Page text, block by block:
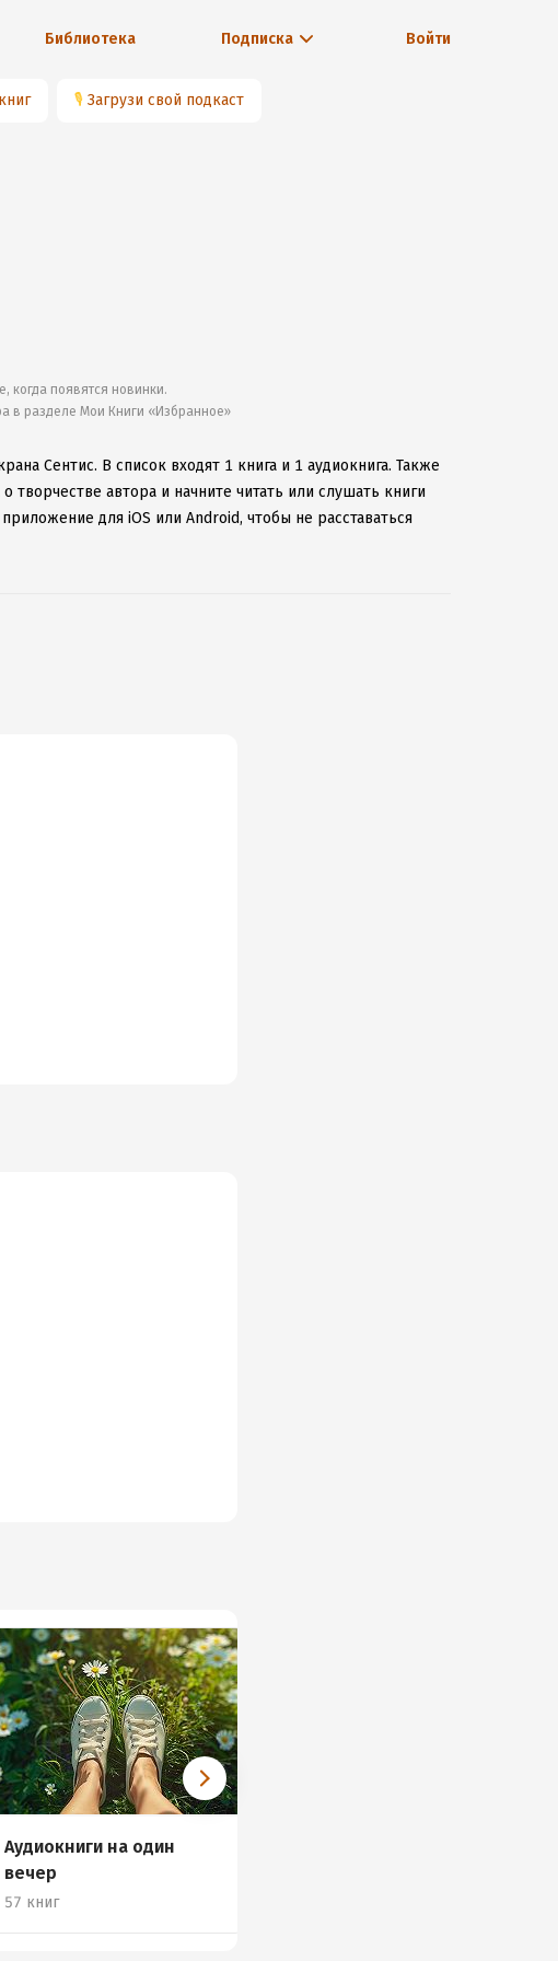
Библиотека Подписка Войти
🎙 Загрузи свой подкаст
когда появятся новинки.
в разделе Мои Книги «Избранное»
Сентис. В список входят 1 книга и 1 аудиокнига. Также
творчестве автора и начните читать или слушать книги
для iOS или Android, чтобы не расставаться
Аудиокниги на один
вечер
57 книг